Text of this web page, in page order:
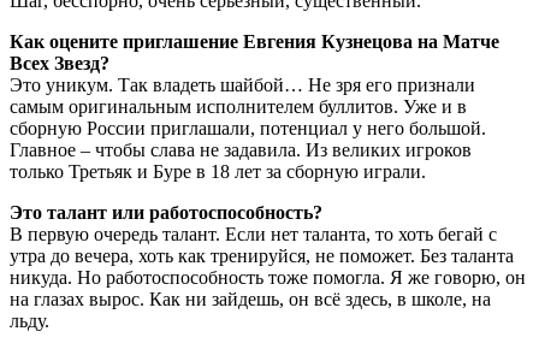
Как оцените приглашение Евгения Кузнецова на Матче
Всех Звезд?
Это уникум. Так владеть шайбой… Не зря его признали
самым оригинальным исполнителем буллитов. Уже и в
сборную России приглашали, потенциал у него большой.
Главное – чтобы слава не задавила. Из великих игроков
только Третьяк и Буре в 18 лет за сборную играли.
Это талант или работоспособность?
В первую очередь талант. Если нет таланта, то хоть бегай с
утра до вечера, хоть как тренируйся, не поможет. Без таланта
никуда. Но работоспособность тоже помогла. Я же говорю, он
на глазах вырос. Как ни зайдешь, он всё здесь, в школе, на
льду.